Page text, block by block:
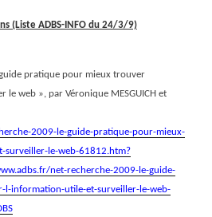
(Liste ADBS-INFO du 24/3/9)
pratique pour mieux trouver
le web », par Véronique MESGUICH et
2009-le-guide-pratique-pour-mieux-
le-web-61812.htm?
net-recherche-2009-le-guide-
l-information-utile-et-surveiller-le-web-